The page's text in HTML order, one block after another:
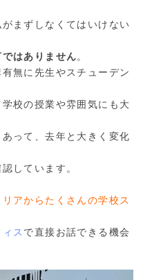
まずしなくてはいけない
はありません。
無に先生やスチューデン
校の授業や雰囲気にも大
って、去年と大きく変化
しています。
アからたくさんの学校ス
ス で直接お話できる機会